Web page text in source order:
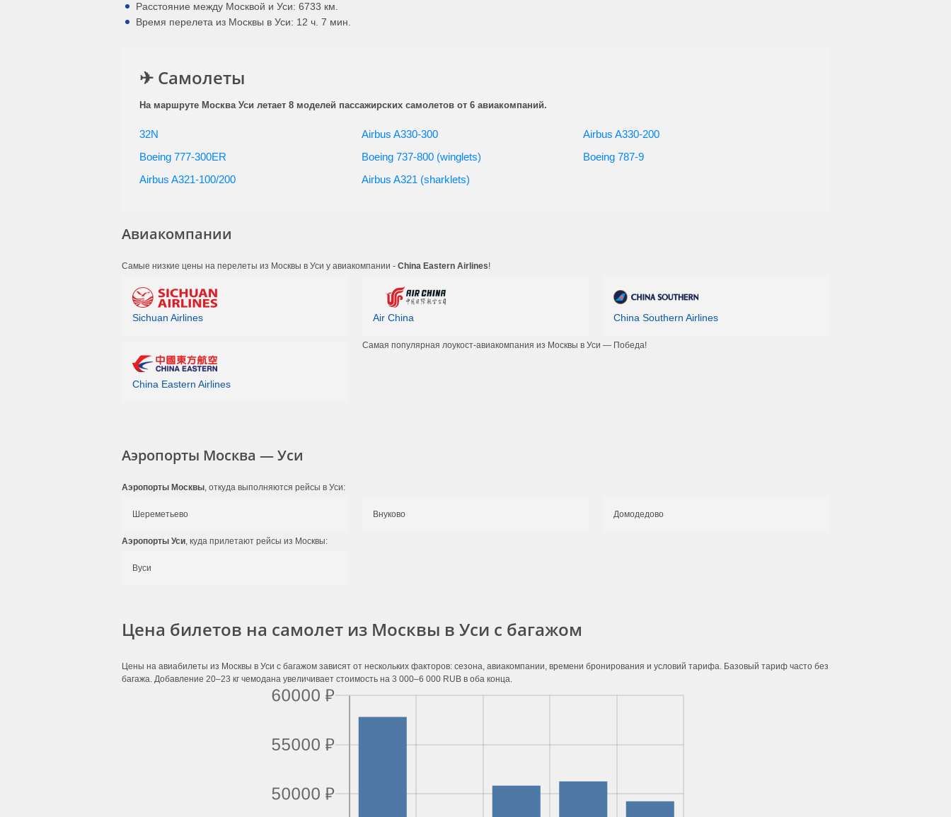
Расстояние между Москвой и Уси: 6733 км.
Время перелета из Москвы в Уси: 12 ч. 7 мин.
✈ Самолеты
На маршруте Москва Уси летает 8 моделей пассажирских самолетов от 6 авиакомпаний.
32N Airbus A330-300
Airbus A330-200
Boeing 777-300ER
Boeing 737-800 (winglets)
Boeing 787-9
Airbus A321-100/200
Airbus A321 (sharklets)
Авиакомпании
Самые низкие цены на перелеты из Москвы в Уси у авиакомпании - China Eastern Airlines!
Sichuan Airlines Air China China Southern Airlines
China Eastern Airlines
Самая популярная лоукост-авиакомпания из Москвы в Уси — Победа!
Аэропорты Москва — Уси
Аэропорты Москвы, откуда выполняются рейсы в Уси:
Шереметьево Внуково Домодедово
Аэропорты Уси, куда прилетают рейсы из Москвы:
Вуси
Цена билетов на самолет из Москвы в Уси с багажом
Цены на авиабилеты из Москвы в Уси с багажом зависят от нескольких факторов: сезона, авиакомпании, времени бронирования и условий тарифа. Базовый тариф часто без
багажа. Добавление 20–23 кг чемодана увеличивает стоимость на 3 000–6 000 RUB в оба конца.